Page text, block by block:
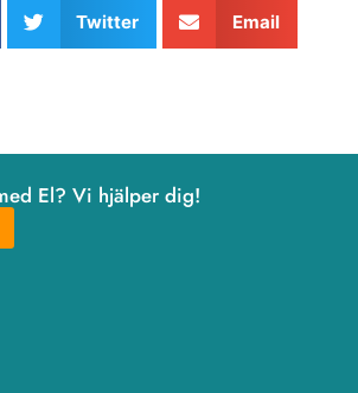
Twitter Email
El? Vi hjälper dig!